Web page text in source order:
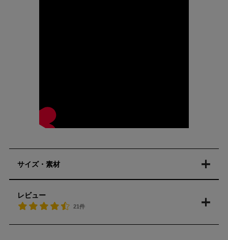
サイズ・素材
レビュー
21件